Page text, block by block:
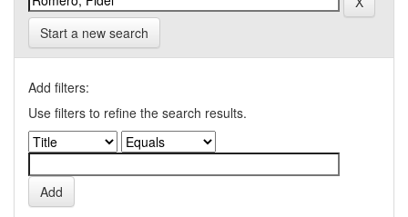
Start a new search
Add filters:
Use filters to refine the search results.